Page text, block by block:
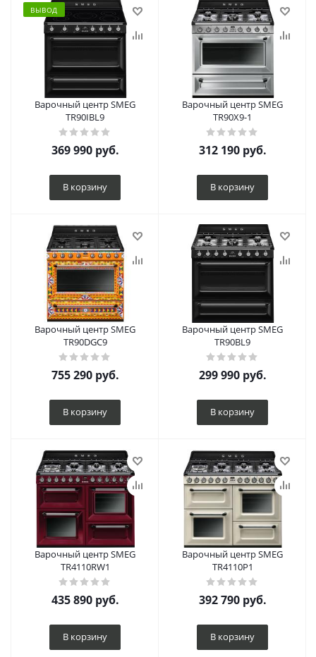
ВЫВОД
Варочный центр SMEG
TR90IBL9
369 990руб.
В корзину
Варочный центр SMEG
TR90X9-1
312 190руб.
В корзину
Варочный центр SMEG
TR90DGC9
755 290руб.
В корзину
Варочный центр SMEG
TR90BL9
299 990руб.
В корзину
Варочный центр SMEG
TR4110RW1
435 890руб.
В корзину
Варочный центр SMEG
TR4110P1
392 790руб.
В корзину